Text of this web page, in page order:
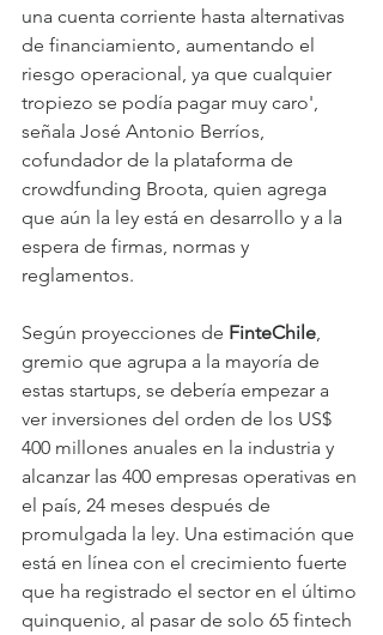
una cuenta corriente hasta alternativas
de financiamiento, aumentando el
riesgo operacional, ya que cualquier
tropiezo se podía pagar muy caro',
señala José Antonio Berríos,
cofundador de la plataforma de
crowdfunding Broota, quien agrega
que aún la ley está en desarrollo y a la
espera de firmas, normas y
reglamentos.
Según proyecciones de FinteChile,
gremio que agrupa a la mayoría de
estas startups, se debería empezar a
ver inversiones del orden de los US$
400 millones anuales en la industria y
alcanzar las 400 empresas operativas en
el país, 24 meses después de
promulgada la ley. Una estimación que
está en línea con el crecimiento fuerte
que ha registrado el sector en el último
quinquenio, al pasar de solo 65 fintech